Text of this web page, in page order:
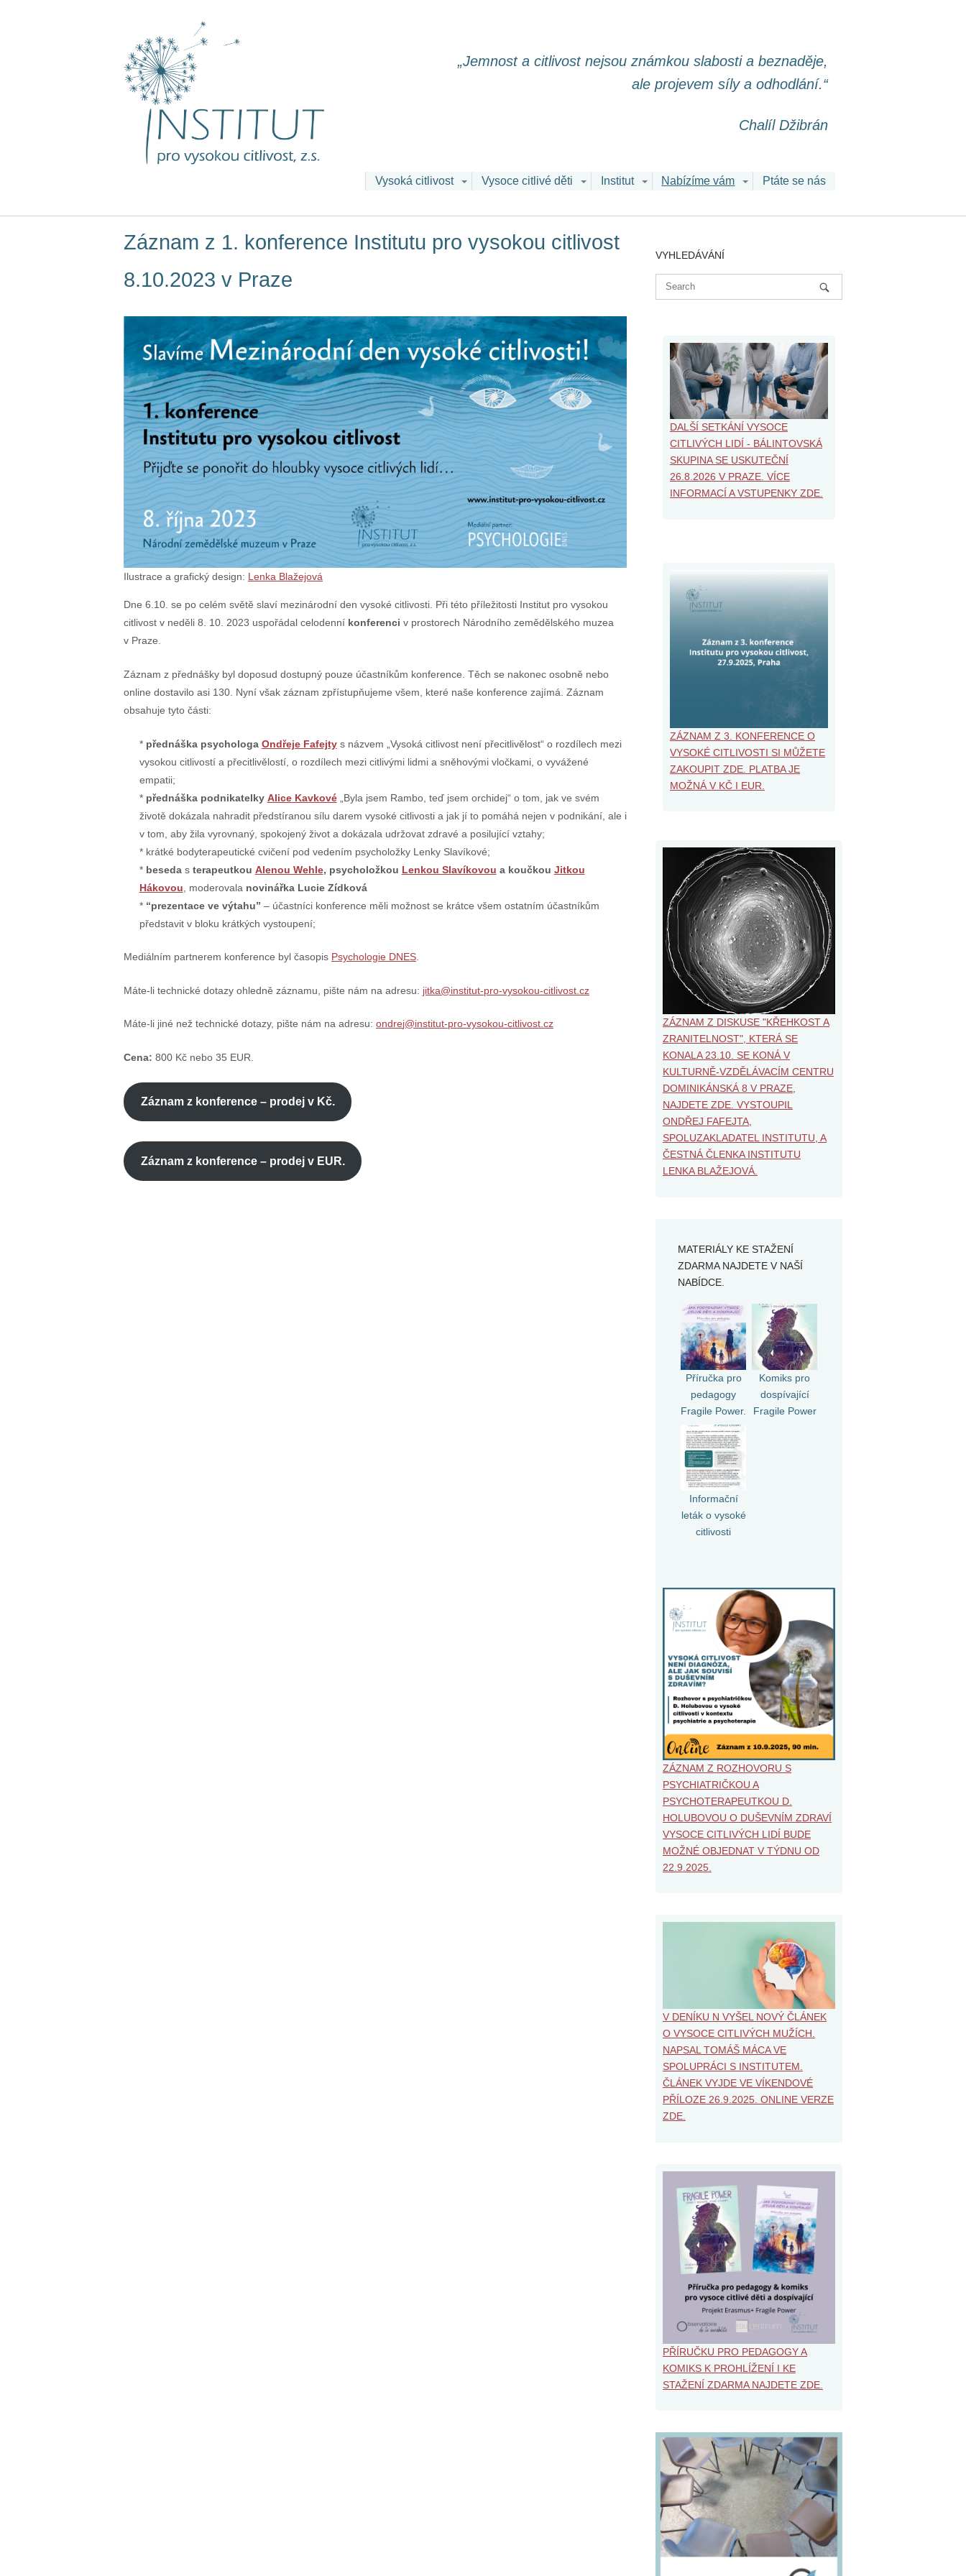
„Jemnost a citlivost nejsou známkou slabosti a beznaděje,
ale projevem síly a odhodlání.“
Chalíl Džibrán
Vysoká citlivost Vysoce citlivé děti Institut Nabízíme vám Ptáte se nás
Záznam z 1. konference Institutu pro vysokou citlivost
8.10.2023 v Praze
Ilustrace a grafický design: Lenka Blažejová
Dne 6.10. se po celém světě slaví mezinárodní den vysoké citlivosti. Při této příležitosti Institut pro vysokou
citlivost v neděli 8. 10. 2023 uspořádal celodenní konferenci v prostorech Národního zemědělského muzea
v Praze.
Záznam z přednášky byl doposud dostupný pouze účastníkům konference. Těch se nakonec osobně nebo
online dostavilo asi 130. Nyní však záznam zpřístupňujeme všem, které naše konference zajímá. Záznam
obsahuje tyto části:
přednáška psychologa Ondřeje Fafejtys názvem „Vysoká citlivost není přecitlivělost“ o rozdílech mezi
vysokou citlivostí a přecitlivělostí, o rozdílech mezi citlivými lidmi a sněhovými vločkami, o vyvážené
empatii;
přednáška podnikatelky Alice Kavkové„Byla jsem Rambo, teď jsem orchidej“ o tom, jak ve svém
životě dokázala nahradit předstíranou sílu darem vysoké citlivosti a jak jí to pomáhá nejen v podnikání, ale i
v tom, aby žila vyrovnaný, spokojený život a dokázala udržovat zdravé a posilující vztahy;
krátké bodyterapeutické cvičení pod vedením psycholožky Lenky Slavíkové;
besedas terapeutkou Alenou Wehle, psycholožkou Lenkou Slavíkovou a koučkou Jitkou
Hákovou , moderovala novinářka Lucie Zídková
“prezentace ve výtahu” – účastníci konference měli možnost se krátce všem ostatním účastníkům
představit v bloku krátkých vystoupení;
Mediálním partnerem konference byl časopis Psychologie DNES
Máte-li technické dotazy ohledně záznamu, pište nám na adresu: jitka@institut-pro-vysokou-citlivost.cz
Máte-li jiné než technické dotazy, pište nám na adresu: ondrej@institut-pro-vysokou-citlivost.cz
Cena: 800 Kč nebo 35 EUR.
Záznam z konference – prodej v Kč.
Záznam z konference – prodej v EUR.
VYHLEDÁVÁNÍ
DALŠÍ SETKÁNÍ VYSOCE
CITLIVÝCH LIDÍ - BÁLINTOVSKÁ
SKUPINA SE USKUTEČNÍ
26.8.2026 V PRAZE. VÍCE
INFORMACÍ A VSTUPENKY ZDE.
ZÁZNAM Z 3. KONFERENCE O
VYSOKÉ CITLIVOSTI SI MŮŽETE
ZAKOUPIT ZDE. PLATBA JE
MOŽNÁ V KČ I EUR.
ZÁZNAM Z DISKUSE "KŘEHKOST A
ZRANITELNOST", KTERÁ SE
KONALA 23.10. SE KONÁ V
KULTURNĚ-VZDĚLÁVACÍM CENTRU
DOMINIKÁNSKÁ 8 V PRAZE,
NAJDETE ZDE. VYSTOUPIL
ONDŘEJ FAFEJTA,
SPOLUZAKLADATEL INSTITUTU, A
ČESTNÁ ČLENKA INSTITUTU
LENKA BLAŽEJOVÁ.
MATERIÁLY KE STAŽENÍ
ZDARMA NAJDETE V NAŠÍ
NABÍDCE.
Příručka pro
pedagogy
Fragile Power.
Komiks pro
dospívající
Fragile Power
Informační
leták o vysoké
citlivosti
ZÁZNAM Z ROZHOVORU S
PSYCHIATRIČKOU A
PSYCHOTERAPEUTKOU D.
HOLUBOVOU O DUŠEVNÍM ZDRAVÍ
VYSOCE CITLIVÝCH LIDÍ BUDE
MOŽNÉ OBJEDNAT V TÝDNU OD
22.9.2025.
V DENÍKU N VYŠEL NOVÝ ČLÁNEK
O VYSOCE CITLIVÝCH MUŽÍCH.
NAPSAL TOMÁŠ MÁCA VE
SPOLUPRÁCI S INSTITUTEM.
ČLÁNEK VYJDE VE VÍKENDOVÉ
PŘÍLOZE 26.9.2025. ONLINE VERZE
ZDE.
PŘÍRUČKU PRO PEDAGOGY A
KOMIKS K PROHLÍŽENÍ I KE
STAŽENÍ ZDARMA NAJDETE ZDE.